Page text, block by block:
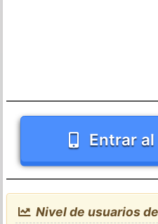
Entrar
Nivel de usuarios